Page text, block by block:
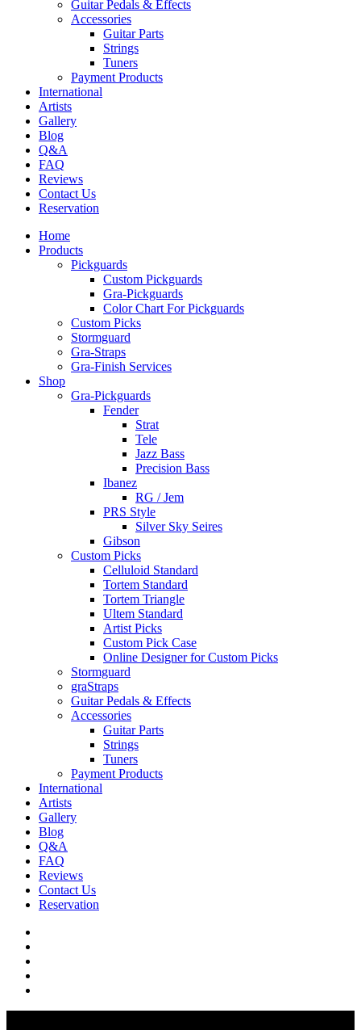
Guitar Pedals & Effects
Accessories
Guitar Parts
Strings
Tuners
Payment Products
International
Artists
Gallery
Blog
Q&A
FAQ
Reviews
Contact Us
Reservation
Home
Products
Pickguards
Custom Pickguards
Gra-Pickguards
Color Chart For Pickguards
Custom Picks
Stormguard
Gra-Straps
Gra-Finish Services
Shop
Gra-Pickguards
Fender
Strat
Tele
Jazz Bass
Precision Bass
Ibanez
RG / Jem
PRS Style
Silver Sky Seires
Gibson
Custom Picks
Celluloid Standard
Tortem Standard
Tortem Triangle
Ultem Standard
Artist Picks
Custom Pick Case
Online Designer for Custom Picks
Stormguard
graStraps
Guitar Pedals & Effects
Accessories
Guitar Parts
Strings
Tuners
Payment Products
International
Artists
Gallery
Blog
Q&A
FAQ
Reviews
Contact Us
Reservation